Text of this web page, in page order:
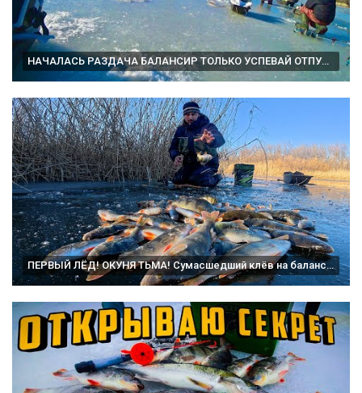
НАЧАЛАСЬ РАЗДАЧА БАЛАНСИР ТОЛЬКО УСПЕВАЙ ОТПУСКАТЬ рыбалка зимой
ПЕРВЫЙ ЛЁД! ОКУНЯ ТЬМА! Сумасшедший клёв на балансир и мормышку. Астрахань.